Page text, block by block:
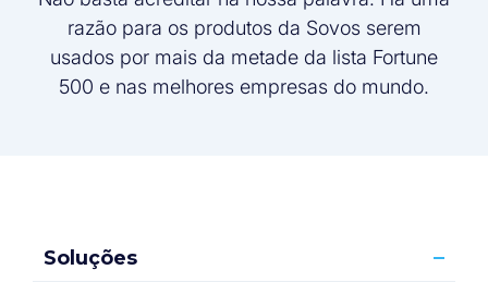
razão para os produtos da Sovos serem
usados por mais da metade da lista Fortune
500 e nas melhores empresas do mundo.
Soluções